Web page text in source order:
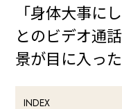
「身体大事に
とのビデオ通
景が目に入っ
INDEX